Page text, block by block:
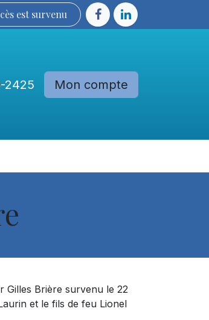
est sur​​​​​​​​ve​nu​​​​​​​​​​
2425 Mon compte
Gilles Brière survenu le 22
et le fils de feu Lionel